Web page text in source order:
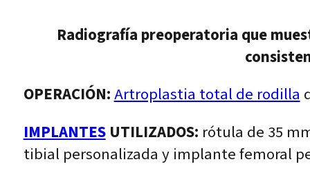
Radiografía preoperatoria que
OPERACIÓN:Artroplastia total de rodilla
IMPLANTESUTILIZADOS: rótula de 35
tibial personalizada y implante femoral